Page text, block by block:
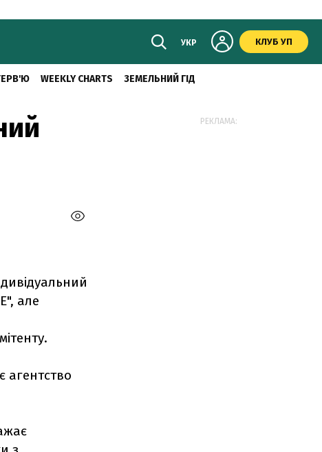
УКР КЛУБ УП
WEEKLY CHARTS ЗЕМЕЛЬНИЙ ГІД
але
агентство
РЕКЛАМА: